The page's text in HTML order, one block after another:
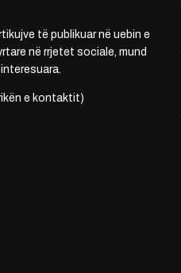
të publikuar në uebin e
në rrjetet sociale, mund
e kontaktit)